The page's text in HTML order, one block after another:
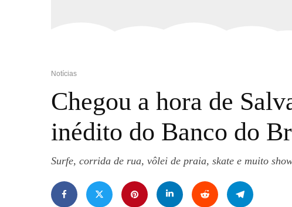
Notícias
Chegou a hora de
inédito do Banco do
Surfe, corrida de rua, vôlei de praia, skate e muito